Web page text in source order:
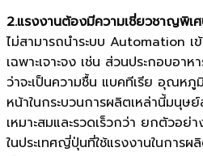
2.แรงงานต้องมีความเชี่ยวชาญพิเ
ไม่สามารถนำระบบ Automation เ
เฉพาะเจาะจง เช่น ส่วนประกอบอา
ว่าจะเป็นความชื้น แบคทีเรีย อุณห
หน้าในกระบวนการผลิตเหล่านี้มนุษ
เหมาะสมและรวดเร็วกว่า ยกตัวอย่
ในประเทศญี่ปุ่นที่ใช้แรงงานในการ